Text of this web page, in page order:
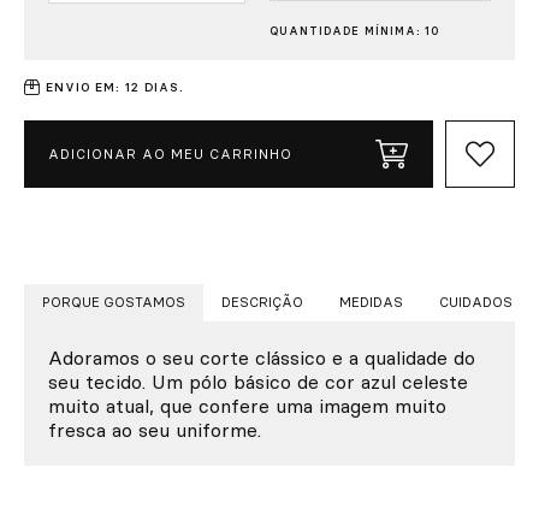
QUANTIDADE MÍNIMA: 10
ENVIO EM: 12 DIAS.
ADICIONAR AO MEU CARRINHO
PORQUE GOSTAMOS DESCRIÇÃO MEDIDAS CUIDADOS
Adoramos o seu corte clássico e a qualidade do
seu tecido. Um pólo básico de cor azul celeste
muito atual, que confere uma imagem muito
fresca ao seu uniforme.